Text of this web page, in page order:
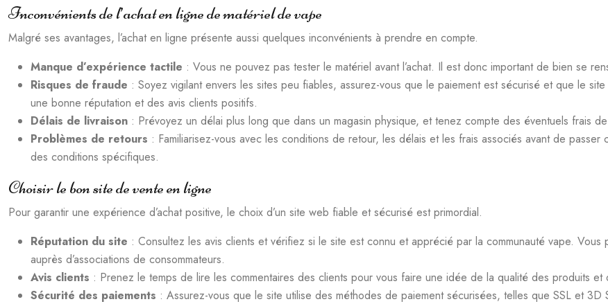
Inconvénients de l’achat en ligne de matériel de vape
Malgré ses avantages, l’achat en ligne présente aussi quelques inconvénients à prendre en compte.
Manque d’expérience tactile : Vous ne pouvez pas tester le matériel avant l’achat. Il est donc important de bien se
Risques de fraude : Soyez vigilant envers les sites peu fiables, assurez-vous que le paiement est sécurisé et que le
une bonne réputation et des avis clients positifs.
Délais de livraison : Prévoyez un délai plus long que dans un magasin physique, et tenez compte des éventuels frais
Problèmes de retours : Familiarisez-vous avec les conditions de retour, les délais et les frais associés avant de
des conditions spécifiques.
Choisir le bon site de vente en ligne
Pour garantir une expérience d’achat positive, le choix d’un site web fiable et sécurisé est primordial.
Réputation du site : Consultez les avis clients et vérifiez si le site est connu et apprécié par la communauté vape.
auprès d’associations de consommateurs.
Avis clients : Prenez le temps de lire les commentaires des clients pour vous faire une idée de la qualité des produits et
Sécurité des paiements : Assurez-vous que le site utilise des méthodes de paiement sécurisées, telles que SSL et